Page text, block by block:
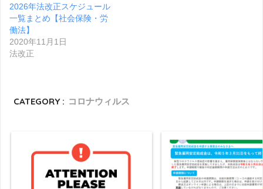
2026年法改正スケジュール
一覧まとめ【社会保険・労
働法】
2020年11月1日
法改正
CATEGORY : コロナウィルス